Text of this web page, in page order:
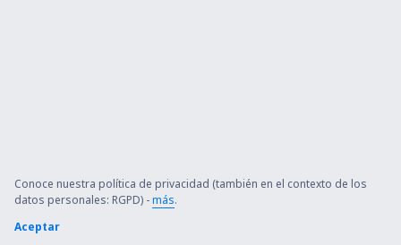
Conoce nuestra política de privacidad (también en el contexto de los
datos personales: RGPD) -más.
Aceptar